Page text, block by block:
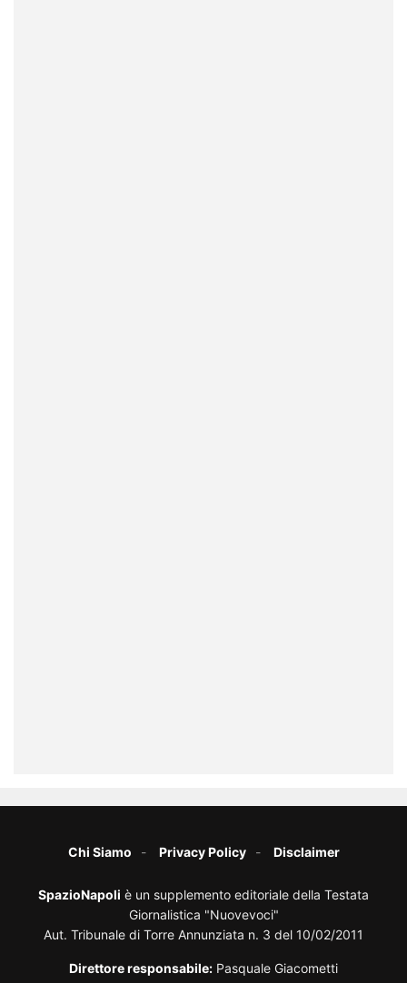
Chi Siamo Privacy Policy Disclaimer
SpazioNapoli è un supplemento editoriale della Testata
Giornalistica "Nuovevoci"
Aut. Tribunale di Torre Annunziata n. 3 del 10/02/2011
Direttore responsabile: Pasquale Giacometti